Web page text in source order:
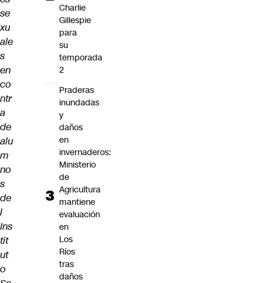
se
xu
ale
s
en
co
ntr
a
de
alu
m
no
s
de
l
Ins
tit
ut
o
Charlie
Gillespie
para
su
temporada
2
Praderas
inundadas
y
daños
en
invernaderos:
Ministerio
de
Agricultura
mantiene
evaluación
en
Los
Ríos
tras
daños